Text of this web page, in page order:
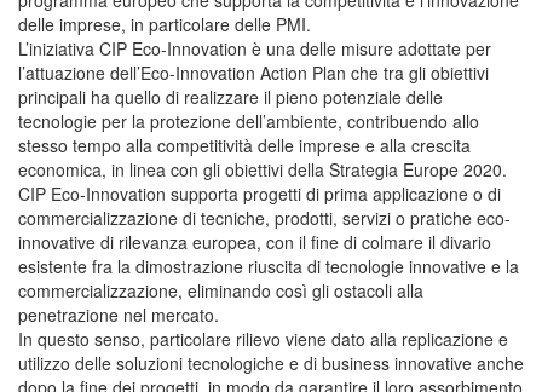
delle imprese, in particolare delle PMI.
L’iniziativa CIP Eco-Innovation è una delle misure adottate per
l’attuazione dell’Eco-Innovation Action Plan che tra gli obiettivi
principali ha quello di realizzare il pieno potenziale delle
tecnologie per la protezione dell’ambiente, contribuendo allo
stesso tempo alla competitività delle imprese e alla crescita
economica, in linea con gli obiettivi della Strategia Europe 2020.
CIP Eco-Innovation supporta progetti di prima applicazione o di
commercializzazione di tecniche, prodotti, servizi o pratiche eco-
innovative di rilevanza europea, con il fine di colmare il divario
esistente fra la dimostrazione riuscita di tecnologie innovative e la
commercializzazione, eliminando così gli ostacoli alla
penetrazione nel mercato.
In questo senso, particolare rilievo viene dato alla replicazione e
utilizzo delle soluzioni tecnologiche e di business innovative anche
dopo la fine dei progetti, in modo da garantire il loro assorbimento